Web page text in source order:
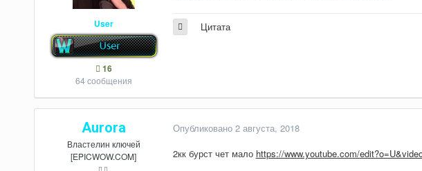
User
16
64 сообщения
Цитата
Aurora
Властелин ключей
[EPICWOW.COM]
Опубликовано 2 августа, 2018
2кк бурст чет мало https://www.youtube.com/